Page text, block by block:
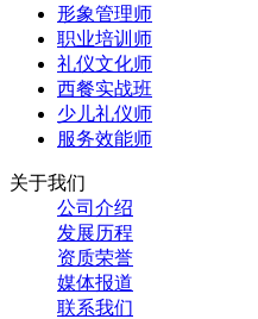
形象管理师
职业培训师
礼仪文化师
西餐实战班
少儿礼仪师
服务效能师
关于我们
公司介绍
发展历程
资质荣誉
媒体报道
联系我们